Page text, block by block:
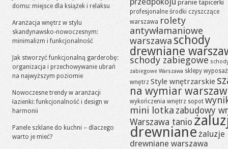
domu: miejsce dla książek i relaksu
Aranżacja wnętrz w stylu
skandynawsko-nowoczesnym:
minimalizm i funkcjonalność
Jak stworzyć funkcjonalną garderobę:
organizacja i przechowywanie ubrań
na najwyższym poziomie
Nowoczesne trendy w aranżacji
łazienki: funkcjonalność i design w
harmonii
Panele szklane do kuchni – dlaczego
warto je mieć?
pranie tapicerki
profesjonalne środki czyszczące
warszawa rolety
antywłamaniowe
warszawa schody
drewniane
schody zabiegowe
zabiegowe Warszawa sklepy
wnętrz Style wnętrzarskie
na wymiar
wykończenia wnętrz sopot
mini lotka zabudowy
Warszawa tanio
drewniane żaluzje
drewniane warszawa